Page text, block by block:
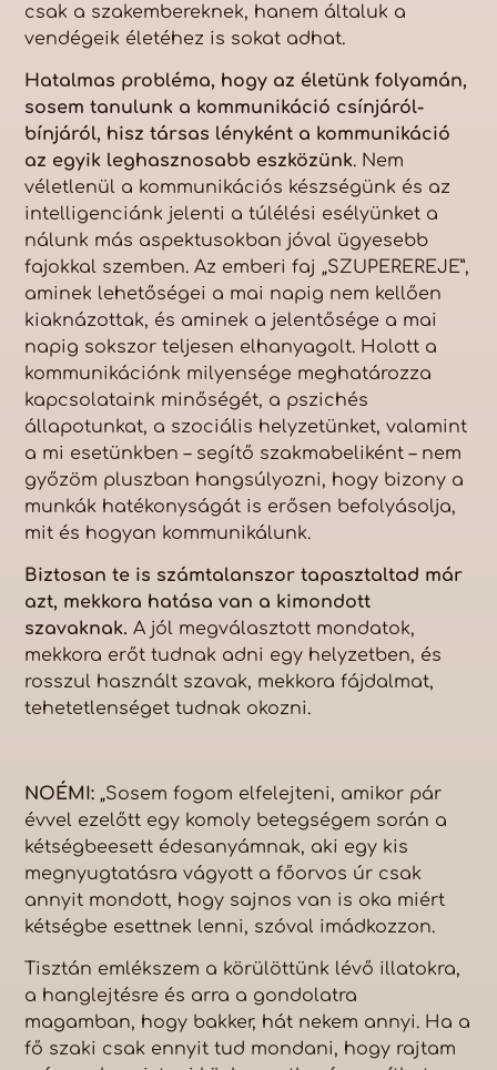
csak a szakembereknek, hanem általuk a
vendégeik életéhez is sokat adhat.
Hatalmas probléma, hogy az életünk folyamán,
sosem tanulunk a kommunikáció csínjáról-
bínjáról, hisz társas lényként a kommunikáció
az egyik leghasznosabb eszközünk. Nem
véletlenül a kommunikációs készségünk és az
intelligenciánk jelenti a túlélési esélyünket a
nálunk más aspektusokban jóval ügyesebb
fajokkal szemben. Az emberi faj „SZUPEREREJE”,
aminek lehetőségei a mai napig nem kellően
kiaknázottak, és aminek a jelentősége a mai
napig sokszor teljesen elhanyagolt. Holott a
kommunikációnk milyensége meghatározza
kapcsolataink minőségét, a pszichés
állapotunkat, a szociális helyzetünket, valamint
a mi esetünkben – segítő szakmabeliként – nem
győzöm pluszban hangsúlyozni, hogy bizony a
munkák hatékonyságát is erősen befolyásolja,
mit és hogyan kommunikálunk.
Biztosan te is számtalanszor tapasztaltad már
azt, mekkora hatása van a kimondott
szavaknak. A jól megválasztott mondatok,
mekkora erőt tudnak adni egy helyzetben, és
rosszul használt szavak, mekkora fájdalmat,
tehetetlenséget tudnak okozni.
NOÉMI: „Sosem fogom elfelejteni, amikor pár
évvel ezelőtt egy komoly betegségem során a
kétségbeesett édesanyámnak, aki egy kis
megnyugtatásra vágyott a főorvos úr csak
annyit mondott, hogy sajnos van is oka miért
kétségbe esettnek lenni, szóval imádkozzon.
Tisztán emlékszem a körülöttünk lévő illatokra,
a hanglejtésre és arra a gondolatra
magamban, hogy bakker, hát nekem annyi. Ha a
fő szaki csak ennyit tud mondani, hogy rajtam